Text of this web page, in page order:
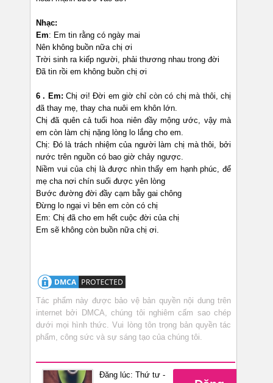
Nhạc:
Em: Em tin rằng có ngày mai
Nên không buồn nữa chị ơi
Trời sinh ra kiếp người, phải thương nhau trong đời
Đã tin rồi em không buồn chị ơi
6 . Em:Chị ơi! Đời em giờ chỉ còn có chị mà thôi, chị
đã thay mẹ, thay cha nuôi em khôn lớn.
Chị đã quên cả tuổi hoa niên đầy mộng ước, vậy mà
em còn làm chị nặng lòng lo lắng cho em.
Chị: Đó là trách nhiệm của người làm chị mà thôi, bởi
nước trên nguồn có bao giờ chảy ngược.
Niềm vui của chị là được nhìn thấy em hạnh phúc, để
mẹ cha nơi chín suối được yên lòng
Bước đường đời đầy cạm bẫy gai chông
Đừng lo ngại vì bên em còn có chị
Em: Chị đã cho em hết cuộc đời của chị
Em sẽ không còn buồn nữa chị ơi.
Tác phẩm này được bảo vệ bản quyền nội dung trên
internet bởi DMCA, chúng tôi nghiêm cấm sao chép
dưới mọi hình thức. Vui lòng tôn trọng bản quyền tác
phẩm, công sức và sự sáng tạo của chúng tôi.
Đăng lúc: Thứ tư -